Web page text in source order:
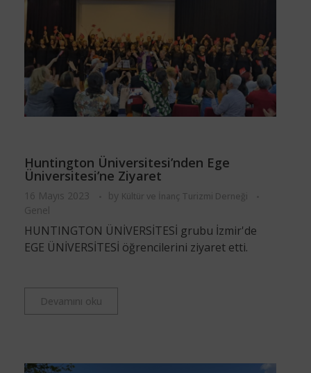
Huntington Üniversitesi’nden Ege
Üniversitesi’ne Ziyaret
16 Mayıs 2023 by Kültür ve İnanç Turizmi Derneği
Genel
HUNTINGTON ÜNİVERSİTESİ grubu İzmir'de
EGE ÜNİVERSİTESİ öğrencilerini ziyaret etti.
Devamını oku